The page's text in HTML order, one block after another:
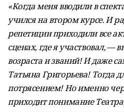
«Когда меня вводили в
учился на втором курсе. И
репетиции приходили все
сценах, где я участвовал, —
возраста и званий! И даже
Татьяна Григорьева! Тогда
потрясением! Но именно
приходит понимание